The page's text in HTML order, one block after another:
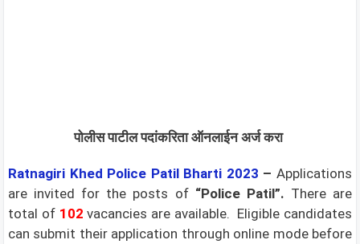
पोलीस पाटील पदांकरिता ऑनलाईन अर्ज करा
Ratnagiri Khed Police Patil Bharti 2023 – Applications
are invited for the posts of “Police Patil”. There are
total of102 vacancies are available. Eligible candidates
can submit their application through online mode before